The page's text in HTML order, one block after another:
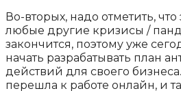
Во-вторых, надо отметить,
любые другие кризисы /
закончится, поэтому уже
начать разрабатывать план
действий для своего
перешла к работе онлайн, и